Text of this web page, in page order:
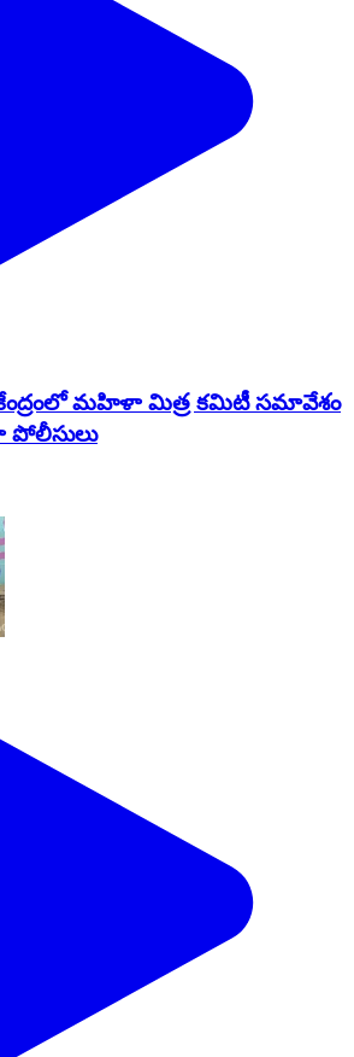
కేంద్రంలో మహిళా మిత్ర కమిటీ సమావేశం